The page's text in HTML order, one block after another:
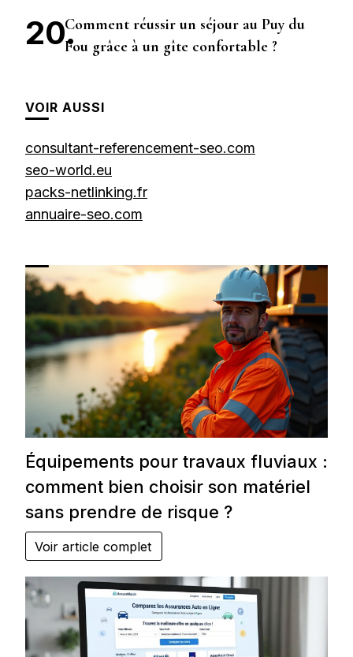
Comment réussir un séjour au Puy du
Fou grâce à un gîte confortable ?
VOIR AUSSI
consultant-referencement-seo.com
seo-world.eu
packs-netlinking.fr
annuaire-seo.com
Équipements pour travaux fluviaux :
comment bien choisir son matériel
sans prendre de risque ?
Voir article complet